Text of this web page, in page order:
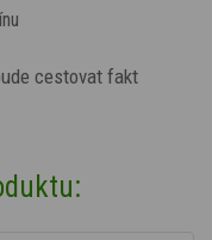
cestovat fakt